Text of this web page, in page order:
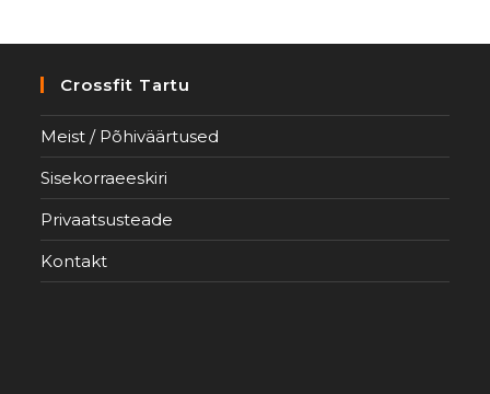
Crossfit Tartu
Meist / Põhiväärtused
Sisekorraeeskiri
Privaatsusteade
Kontakt